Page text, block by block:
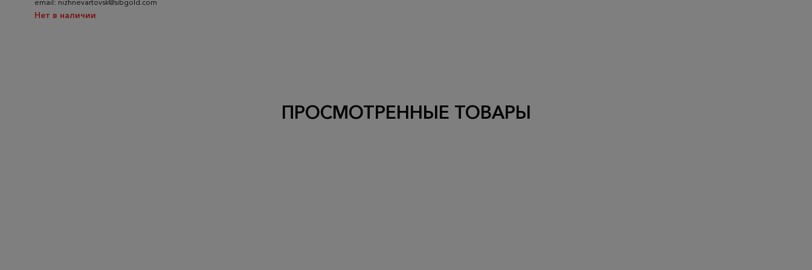
email: nizhnevartovsk@sibgold.com
Нет в наличии
ПРОСМОТРЕННЫЕ ТОВАРЫ